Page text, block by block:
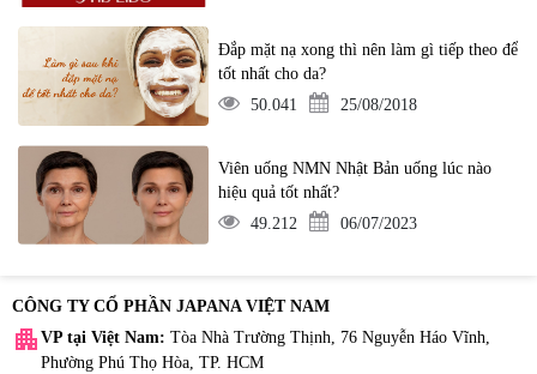
Đắp mặt nạ xong thì nên làm gì tiếp theo để
tốt nhất cho da?
50.041
25/08/2018
Viên uống NMN Nhật Bản uống lúc nào
hiệu quả tốt nhất?
49.212
06/07/2023
CÔNG TY CỔ PHẦN JAPANA VIỆT NAM
apartment VP tại Việt Nam: Tòa Nhà Trường Thịnh, 76 Nguyễn Háo Vĩnh,
Phường Phú Thọ Hòa, TP. HCM